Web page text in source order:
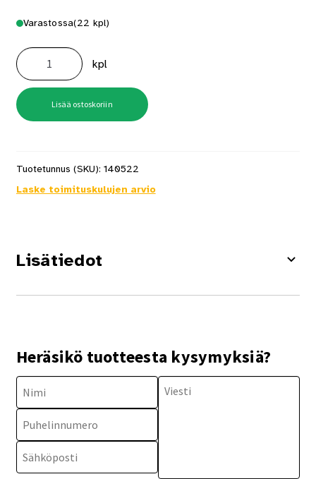
Varastossa(22 kpl)
Kierretanko
M8
2M
Kts08
määrä
kpl
Lisää ostoskoriin
Tuotetunnus (SKU): 140522
Laske toimituskulujen arvio
Lisätiedot
Heräsikö tuotteesta kysymyksiä?